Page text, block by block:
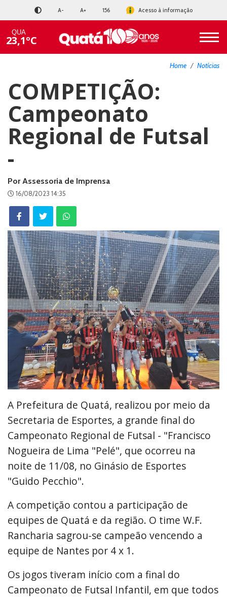
A- A+ 156 Acesso à informação
QUA
23,1ºC
Home Notícias
COMPETIÇÃO:
Campeonato
Regional de Futsal
-
Por Assessoria de Imprensa
16/08/2023 14:35
A Prefeitura de Quatá, realizou por meio da
Secretaria de Esportes, a grande final do
Campeonato Regional de Futsal - "Francisco
Nogueira de Lima "Pelé", que ocorreu na
noite de 11/08, no Ginásio de Esportes
"Guido Pecchio".
A competição contou a participação de
equipes de Quatá e da região. O time W.F.
Rancharia sagrou-se campeão vencendo a
equipe de Nantes por 4 x 1.
Os jogos tiveram início com a final do
Campeonato de Futsal Infantil, em que todos